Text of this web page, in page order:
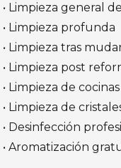
• Limpieza general
• Limpieza profunda
• Limpieza tras
• Limpieza post
• Limpieza de
• Limpieza de
• Desinfección
• Aromatización